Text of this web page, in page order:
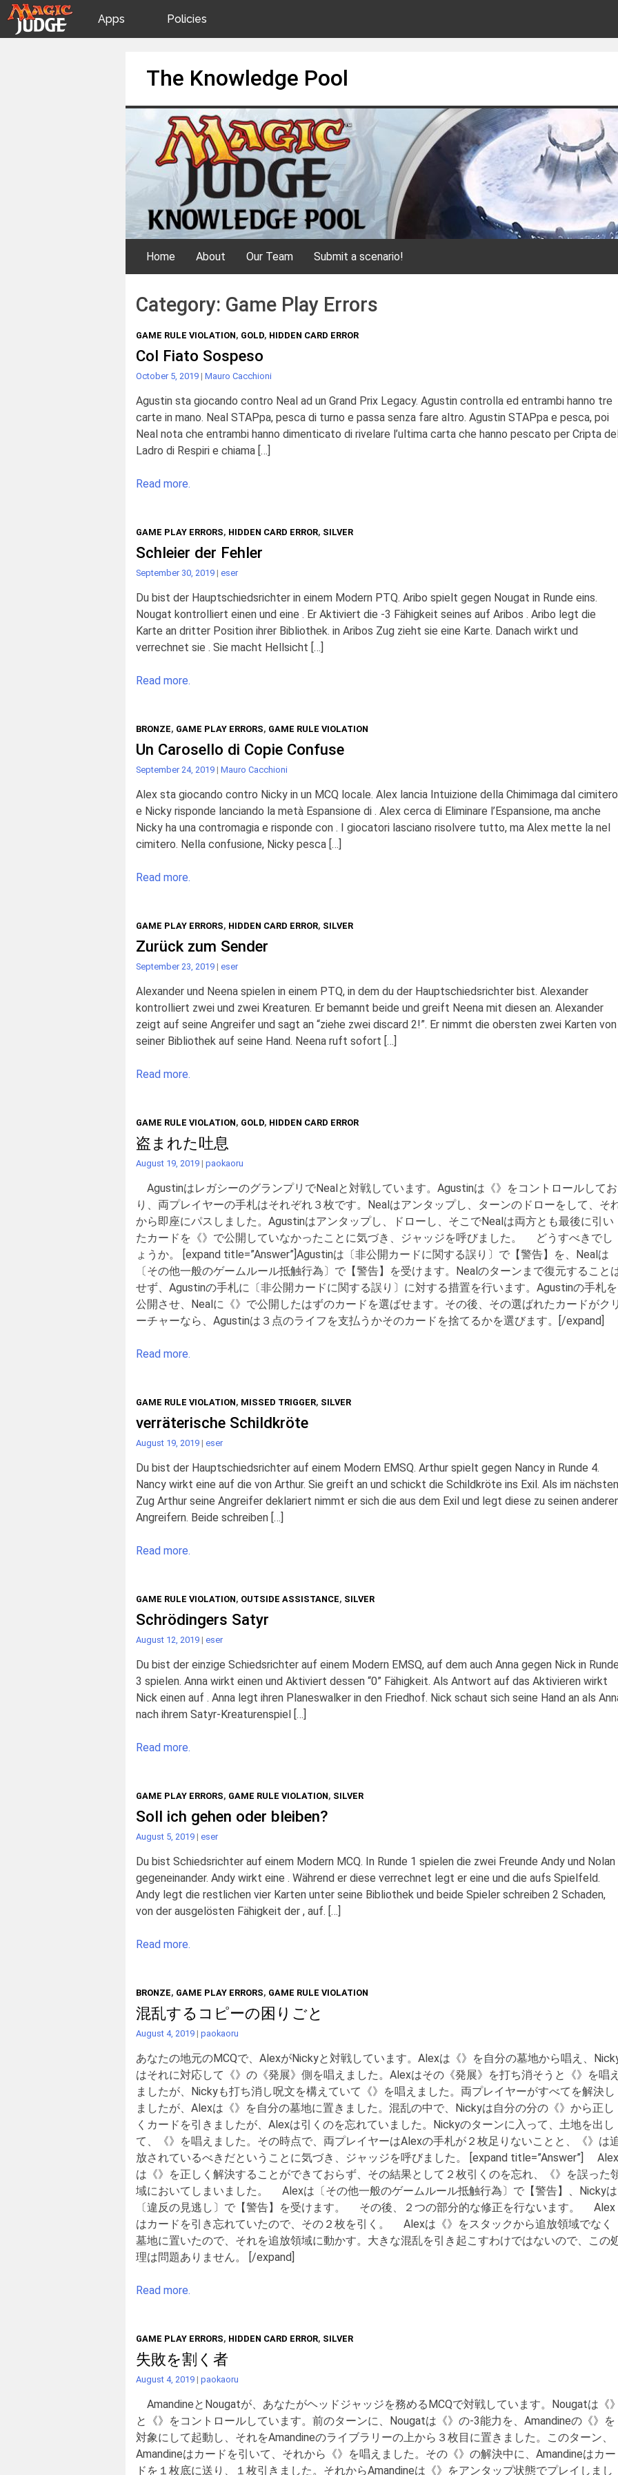
Apps Policies
The Knowledge Pool
Home About Our Team Submit a scenario!
Category: Game Play Errors
GAME RULE VIOLATION, GOLD, HIDDEN CARD ERROR
Col Fiato Sospeso
October 5, 2019 | Mauro Cacchioni
Agustin sta giocando contro Neal ad un Grand Prix Legacy. Agustin controlla ed entrambi hanno tre
carte in mano. Neal STAPpa, pesca di turno e passa senza fare altro. Agustin STAPpa e pesca, poi
Neal nota che entrambi hanno dimenticato di rivelare l’ultima carta che hanno pescato per Cripta
Ladro di Respiri e chiama […]
Read more.
GAME PLAY ERRORS, HIDDEN CARD ERROR, SILVER
Schleier der Fehler
September 30, 2019 | eser
Du bist der Hauptschiedsrichter in einem Modern PTQ. Aribo spielt gegen Nougat in Runde eins.
Nougat kontrolliert einen und eine . Er Aktiviert die -3 Fähigkeit seines auf Aribos . Aribo legt die
Karte an dritter Position ihrer Bibliothek. in Aribos Zug zieht sie eine Karte. Danach wirkt und
verrechnet sie . Sie macht Hellsicht […]
Read more.
BRONZE, GAME PLAY ERRORS, GAME RULE VIOLATION
Un Carosello di Copie Confuse
September 24, 2019 | Mauro Cacchioni
Alex sta giocando contro Nicky in un MCQ locale. Alex lancia Intuizione della Chimimaga dal
e Nicky risponde lanciando la metà Espansione di . Alex cerca di Eliminare l’Espansione, ma anche
Nicky ha una contromagia e risponde con . I giocatori lasciano risolvere tutto, ma Alex mette la nel
cimitero. Nella confusione, Nicky pesca […]
Read more.
GAME PLAY ERRORS, HIDDEN CARD ERROR, SILVER
Zurück zum Sender
September 23, 2019 | eser
Alexander und Neena spielen in einem PTQ, in dem du der Hauptschiedsrichter bist. Alexander
kontrolliert zwei und zwei Kreaturen. Er bemannt beide und greift Neena mit diesen an. Alexander
zeigt auf seine Angreifer und sagt an “ziehe zwei discard 2!”. Er nimmt die obersten zwei Karten von
seiner Bibliothek auf seine Hand. Neena ruft sofort […]
Read more.
GAME RULE VIOLATION, GOLD, HIDDEN CARD ERROR
盗まれた吐息
August 19, 2019 | paokaoru
AgustinはレガシーのグランプリでNealと対戦しています。Agustinは《》をコントロールしてお
り、両プレイヤーの手札はそれぞれ３枚です。Nealはアンタップし、ターンのドローをして、そ
から即座にパスしました。Agustinはアンタップし、ドローし、そこでNealは両方とも最後に引い
たカードを《》で公開していなかったことに気づき、ジャッジを呼びました。 どうすべきでし
ょうか。 [expand title=”Answer”]Agustinは〔非公開カードに関する誤り〕で【警告】を、Nealは
〔その他一般のゲームルール抵触行為〕で【警告】を受けます。Nealのターンまで復元すること
せず、Agustinの手札に〔非公開カードに関する誤り〕に対する措置を行います。Agustinの手札を
公開させ、Nealに《》で公開したはずのカードを選ばせます。その後、その選ばれたカードがク
ーチャーなら、Agustinは３点のライフを支払うかそのカードを捨てるかを選びます。[/expand]
Read more.
GAME RULE VIOLATION, MISSED TRIGGER, SILVER
verräterische Schildkröte
August 19, 2019 | eser
Du bist der Hauptschiedsrichter auf einem Modern EMSQ. Arthur spielt gegen Nancy in Runde 4.
Nancy wirkt eine auf die von Arthur. Sie greift an und schickt die Schildkröte ins Exil. Als im nächsten
Zug Arthur seine Angreifer deklariert nimmt er sich die aus dem Exil und legt diese zu seinen
Angreifern. Beide schreiben […]
Read more.
GAME RULE VIOLATION, OUTSIDE ASSISTANCE, SILVER
Schrödingers Satyr
August 12, 2019 | eser
Du bist der einzige Schiedsrichter auf einem Modern EMSQ, auf dem auch Anna gegen Nick in
3 spielen. Anna wirkt einen und Aktiviert dessen “0” Fähigkeit. Als Antwort auf das Aktivieren wirkt
Nick einen auf . Anna legt ihren Planeswalker in den Friedhof. Nick schaut sich seine Hand an als
nach ihrem Satyr-Kreaturenspiel […]
Read more.
GAME PLAY ERRORS, GAME RULE VIOLATION, SILVER
Soll ich gehen oder bleiben?
August 5, 2019 | eser
Du bist Schiedsrichter auf einem Modern MCQ. In Runde 1 spielen die zwei Freunde Andy und Nolan
gegeneinander. Andy wirkt eine . Während er diese verrechnet legt er eine und die aufs Spielfeld.
Andy legt die restlichen vier Karten unter seine Bibliothek und beide Spieler schreiben 2 Schaden,
von der ausgelösten Fähigkeit der , auf. […]
Read more.
BRONZE, GAME PLAY ERRORS, GAME RULE VIOLATION
混乱するコピーの困りごと
August 4, 2019 | paokaoru
あなたの地元のMCQで、AlexがNickyと対戦しています。Alexは《》を自分の墓地から唱え、
はそれに対応して《》の《発展》側を唱えました。Alexはその《発展》を打ち消そうと《》を唱
ましたが、Nickyも打ち消し呪文を構えていて《》を唱えました。両プレイヤーがすべてを解決し
ましたが、Alexは《》を自分の墓地に置きました。混乱の中で、Nickyは自分の分の《》から正し
くカードを引きましたが、Alexは引くのを忘れていました。Nickyのターンに入って、土地を出し
て、《》を唱えました。その時点で、両プレイヤーはAlexの手札が２枚足りないことと、《》は
放されているべきだということに気づき、ジャッジを呼びました。 [expand title=”Answer”] Alex
は《》を正しく解決することができておらず、その結果として２枚引くのを忘れ、《》を誤った
域においてしまいました。 Alexは〔その他一般のゲームルール抵触行為〕で【警告】、Nickyは
〔違反の見逃し〕で【警告】を受けます。 その後、２つの部分的な修正を行ないます。 Alex
はカードを引き忘れていたので、その２枚を引く。 Alexは《》をスタックから追放領域でなく
墓地に置いたので、それを追放領域に動かす。大きな混乱を引き起こすわけではないので、この
理は問題ありません。 [/expand]
Read more.
GAME PLAY ERRORS, HIDDEN CARD ERROR, SILVER
失敗を割く者
August 4, 2019 | paokaoru
AmandineとNougatが、あなたがヘッドジャッジを務めるMCQで対戦しています。Nougatは《
と《》をコントロールしています。前のターンに、Nougatは《》の-3能力を、Amandineの《》を
対象にして起動し、それをAmandineのライブラリーの上から３枚目に置きました。このターン、
Amandineはカードを引いて、それから《》を唱えました。その《》の解決中に、Amandineはカー
ドを１枚底に送り、１枚引きました。それからAmandineは《》をアンタップ状態でプレイしまし